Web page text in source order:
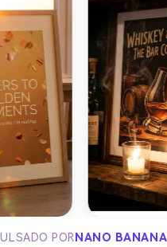
POR NANO